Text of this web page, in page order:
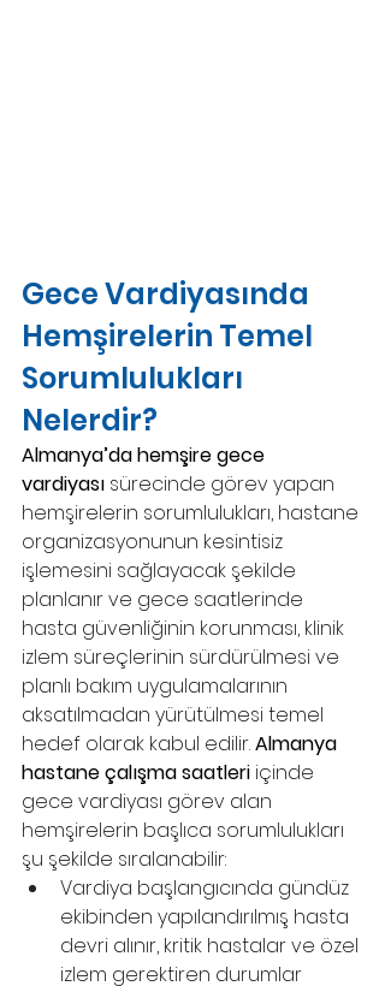
Gece Vardiyasında
Hemşirelerin Temel
Sorumlulukları
Nelerdir?
Almanya’da hemşire gece
vardiyası sürecinde görev yapan
hemşirelerin sorumlulukları, hastane
organizasyonunun kesintisiz
işlemesini sağlayacak şekilde
planlanır ve gece saatlerinde
hasta güvenliğinin korunması, klinik
izlem süreçlerinin sürdürülmesi ve
planlı bakım uygulamalarının
aksatılmadan yürütülmesi temel
hedef olarak kabul edilir. Almanya
hastane çalışma saatleri içinde
gece vardiyası görev alan
hemşirelerin başlıca sorumlulukları
şu şekilde sıralanabilir:
Vardiya başlangıcında gündüz
ekibinden yapılandırılmış hasta
devri alınır, kritik hastalar ve özel
izlem gerektiren durumlar